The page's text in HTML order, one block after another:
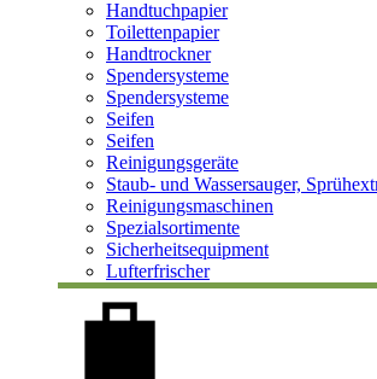
Handtuchpapier
Toilettenpapier
Handtrockner
Spendersysteme
Spendersysteme
Seifen
Seifen
Reinigungsgeräte
Staub- und Wassersauger,
Reinigungsmaschinen
Spezialsortimente
Sicherheitsequipment
Lufterfrischer